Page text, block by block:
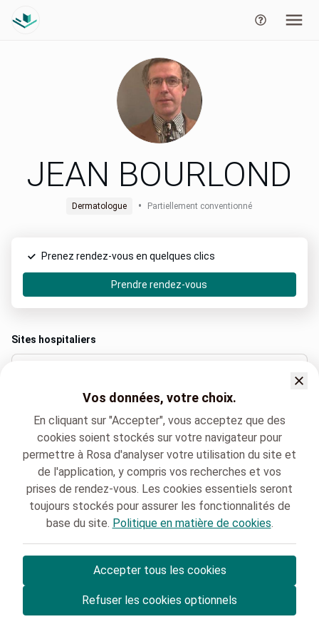
JEAN BOURLOND
Dermatologue • Partiellement conventionné
Sites hospitaliers
Rue Saint-Luc 8, Namur
+32 81 20 91 24
Langues parlées
Français (Français)
Prenez rendez-vous en quelques clics
Prendre rendez-vous
© Rosa ASBL
- Vos rendez-vous médicaux en Belgique 🇧🇪
Vos données, votre choix.
En cliquant sur "Accepter", vous acceptez que des
cookies soient stockés sur votre navigateur pour
permettre à Rosa d'analyser votre utilisation du site et
de l'application, y compris vos recherches et vos
prises de rendez-vous. Les cookies essentiels seront
toujours stockés pour assurer les fonctionnalités de
base du site. Politique en matière de cookies.
Accepter tous les cookies
Refuser les cookies optionnels